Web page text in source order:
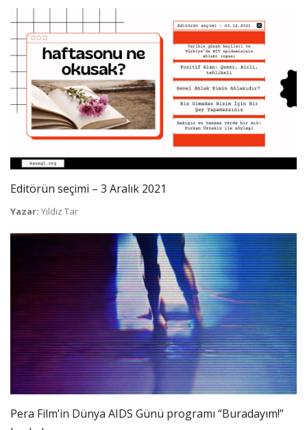
Editörün seçimi – 3 Aralık 2021
Yazar: Yıldız Tar
Pera Film’in Dünya AIDS Günü programı “Buradayım!”